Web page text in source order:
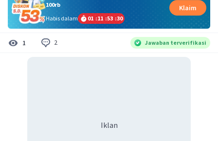
100rb
Habis dalam
01 :11 :53 :30
Klaim
1 2 Jawaban terverifikasi
Iklan